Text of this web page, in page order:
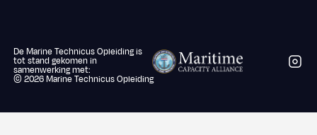
De Marine Technicus Opleiding is
tot stand gekomen in
samenwerking met: Volg
©2026Marine Technicus Opleiding